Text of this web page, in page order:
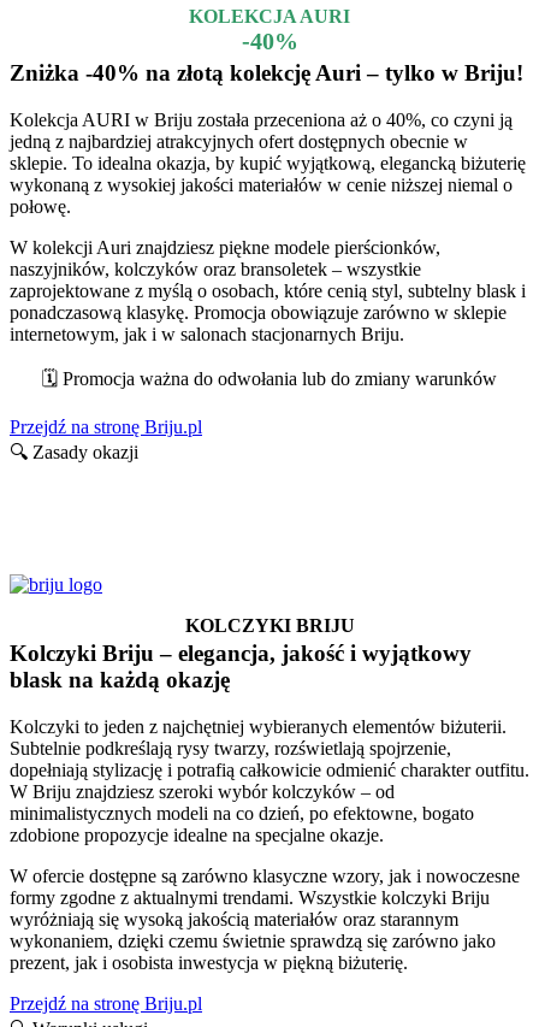
KOLEKCJA AURI
-40%
Zniżka -40% na złotą kolekcję Auri – tylko w Briju!
Kolekcja AURI w Briju została przeceniona aż o 40%, co czyni ją
jedną z najbardziej atrakcyjnych ofert dostępnych obecnie w
sklepie. To idealna okazja, by kupić wyjątkową, elegancką biżuterię
wykonaną z wysokiej jakości materiałów w cenie niższej niemal o
połowę.
W kolekcji Auri znajdziesz piękne modele pierścionków,
naszyjników, kolczyków oraz bransoletek – wszystkie
zaprojektowane z myślą o osobach, które cenią styl, subtelny blask i
ponadczasową klasykę. Promocja obowiązuje zarówno w sklepie
internetowym, jak i w salonach stacjonarnych Briju.
🗓️ Promocja ważna do odwołania lub do zmiany warunków
Przejdź na stronę Briju.pl
🔍 Zasady okazji
KOLCZYKI BRIJU
Kolczyki Briju – elegancja, jakość i wyjątkowy
blask na każdą okazję
Kolczyki to jeden z najchętniej wybieranych elementów biżuterii.
Subtelnie podkreślają rysy twarzy, rozświetlają spojrzenie,
dopełniają stylizację i potrafią całkowicie odmienić charakter outfitu.
W Briju znajdziesz szeroki wybór kolczyków – od
minimalistycznych modeli na co dzień, po efektowne, bogato
zdobione propozycje idealne na specjalne okazje.
W ofercie dostępne są zarówno klasyczne wzory, jak i nowoczesne
formy zgodne z aktualnymi trendami. Wszystkie kolczyki Briju
wyróżniają się wysoką jakością materiałów oraz starannym
wykonaniem, dzięki czemu świetnie sprawdzą się zarówno jako
prezent, jak i osobista inwestycja w piękną biżuterię.
Przejdź na stronę Briju.pl